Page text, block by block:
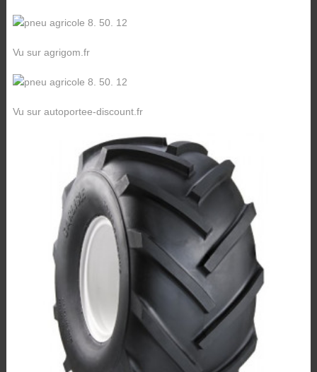
Vu sur agrigom.fr
Vu sur autoportee-discount.fr